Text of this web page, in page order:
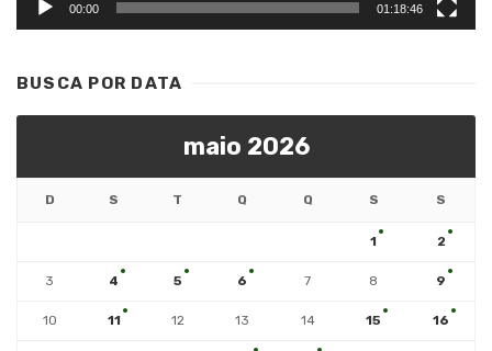
00:00 01:18:46
BUSCA POR DATA
maio 2026
D S T Q Q S S
1 2
3 4 5 6 7 8 9
10 11 12 13 14 15 16